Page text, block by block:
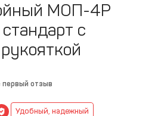
МОП-4Р
с
первый отзыв
Удобный, надежный